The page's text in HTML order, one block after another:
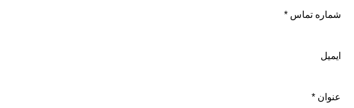
شماره تماس*
ایمیل
عنوان*